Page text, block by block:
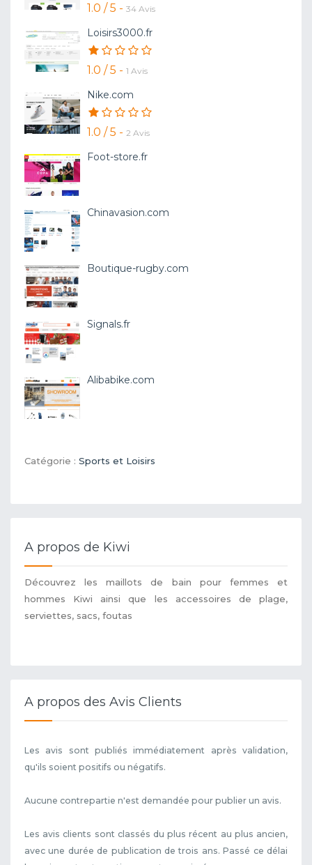
1.0 / 5 - 34 Avis
Loisirs3000.fr
1.0 / 5 - 1 Avis
Nike.com
1.0 / 5 - 2 Avis
Foot-store.fr
Chinavasion.com
Boutique-rugby.com
Signals.fr
Alibabike.com
Catégorie : Sports et Loisirs
A propos de Kiwi
Découvrez les maillots de bain pour femmes et
hommes Kiwi ainsi que les accessoires de plage,
serviettes, sacs, foutas
A propos des Avis Clients
Les avis sont publiés immédiatement après validation,
qu'ils soient positifs ou négatifs.
Aucune contrepartie n'est demandée pour publier un avis.
Les avis clients sont classés du plus récent au plus ancien,
avec une durée de publication de trois ans. Passé ce délai